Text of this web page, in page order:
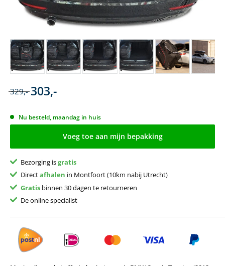
329,- 303,-
Nu besteld, maandag in huis
Voeg toe aan mijn bepakking
Bezorging isgratis
Directafhalen in Montfoort (10km nabij Utrecht)
Gratisbinnen 30 dagen te retourneren
De online specialist